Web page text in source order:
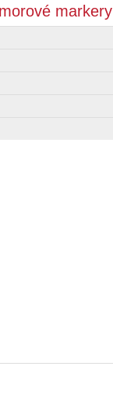
markery